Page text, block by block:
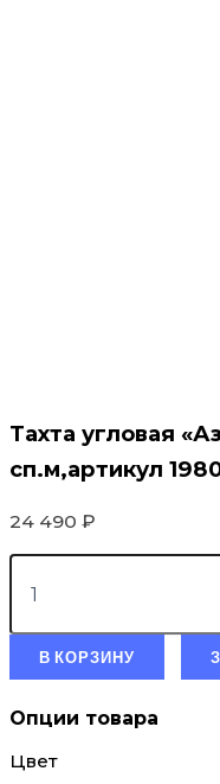
Тахта угловая
сп.м,артикул
24 490 ₽
В КОРЗИНУ
Опции товара
Цвет